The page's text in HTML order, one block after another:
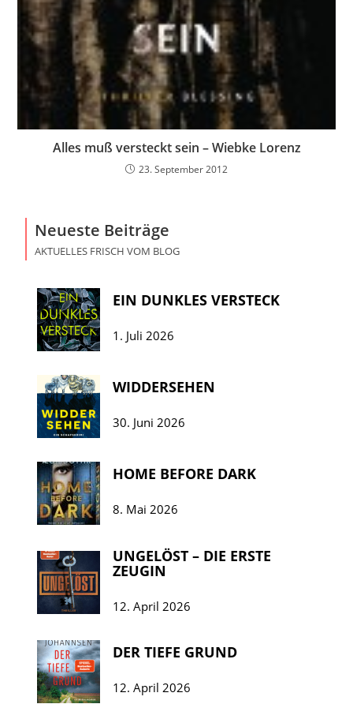
Alles muß versteckt sein – Wiebke Lorenz
23. September 2012
Neueste Beiträge
AKTUELLES FRISCH VOM BLOG
EIN DUNKLES VERSTECK
1. Juli 2026
WIDDERSEHEN
30. Juni 2026
HOME BEFORE DARK
8. Mai 2026
UNGELÖST – DIE ERSTE
ZEUGIN
12. April 2026
DER TIEFE GRUND
12. April 2026